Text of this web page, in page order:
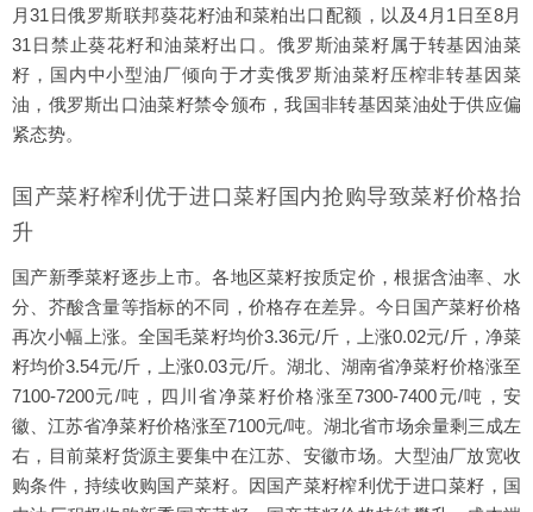
月31日俄罗斯联邦葵花籽油和菜粕出口配额，以及4月1日至8月
31日禁止葵花籽和油菜籽出口。俄罗斯油菜籽属于转基因油菜
籽，国内中小型油厂倾向于才卖俄罗斯油菜籽压榨非转基因菜
油，俄罗斯出口油菜籽禁令颁布，我国非转基因菜油处于供应偏
紧态势。
国产菜籽榨利优于进口菜籽国内抢购导致菜籽价格抬
升
国产新季菜籽逐步上市。各地区菜籽按质定价，根据含油率、水
分、芥酸含量等指标的不同，价格存在差异。今日国产菜籽价格
再次小幅上涨。全国毛菜籽均价3.36元/斤，上涨0.02元/斤，净菜
籽均价3.54元/斤，上涨0.03元/斤。湖北、湖南省净菜籽价格涨至
7100-7200元/吨，四川省净菜籽价格涨至7300-7400元/吨，安
徽、江苏省净菜籽价格涨至7100元/吨。湖北省市场余量剩三成左
右，目前菜籽货源主要集中在江苏、安徽市场。大型油厂放宽收
购条件，持续收购国产菜籽。因国产菜籽榨利优于进口菜籽，国